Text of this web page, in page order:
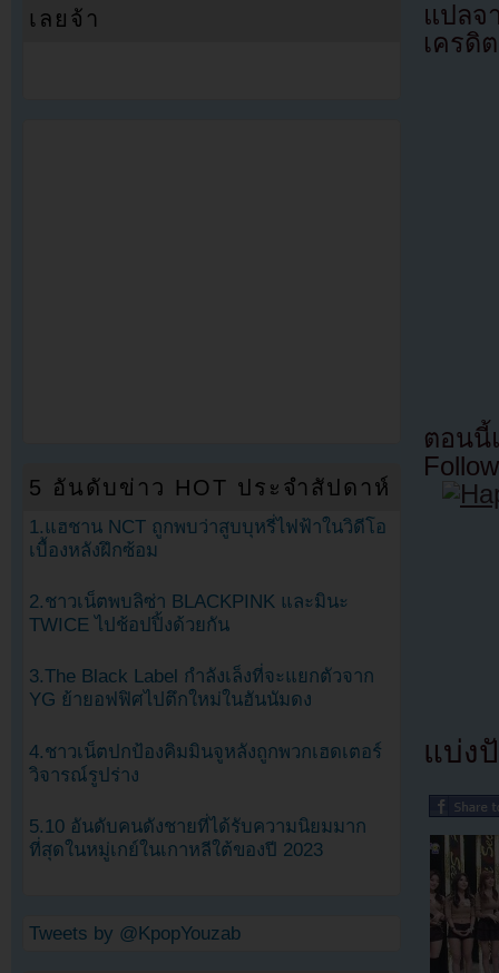
แปล
เครดิ
ตอนนี้
แบ่ง
เลยจ้า
5 อันดับข่าว HOT ประจำสัปดาห์
1.แฮชาน NCT ถูกพบว่าสูบบุหรี่ไฟฟ้าในวิดีโอ
เบื้องหลังฝึกซ้อม
2.ชาวเน็ตพบลิซ่า BLACKPINK และมินะ
TWICE ไปช้อปปิ้งด้วยกัน
3.The Black Label กำลังเล็งที่จะแยกตัวจาก
YG ย้ายอฟฟิศไปตึกใหม่ในฮันนัมดง
4.ชาวเน็ตปกป้องคิมมินจูหลังถูกพวกเฮดเตอร์
วิจารณ์รูปร่าง
5.10 อันดับคนดังชายที่ได้รับความนิยมมาก
ที่สุดในหมู่เกย์ในเกาหลีใต้ของปี 2023
Tweets by @KpopYouzab